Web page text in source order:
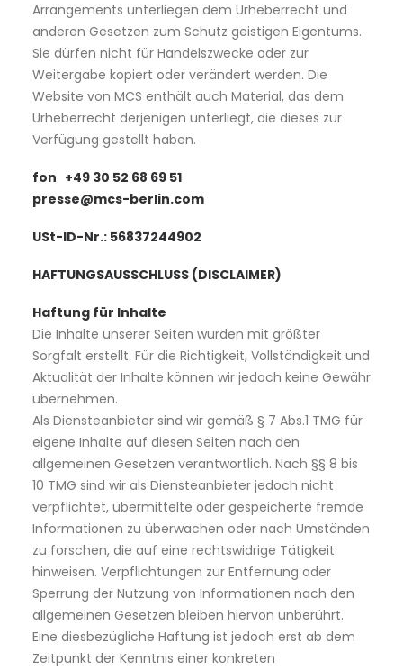
Arrangements unterliegen dem Urheberrecht und
anderen Gesetzen zum Schutz geistigen Eigentums.
Sie dürfen nicht für Handelszwecke oder zur
Weitergabe kopiert oder verändert werden. Die
Website von MCS enthält auch Material, das dem
Urheberrecht derjenigen unterliegt, die dieses zur
Verfügung gestellt haben.
fon +49 30 52 68 69 51
presse@mcs-berlin.com
USt-ID-Nr.: 56837244902
HAFTUNGSAUSSCHLUSS (DISCLAIMER)
Haftung für Inhalte
Die Inhalte unserer Seiten wurden mit größter
Sorgfalt erstellt. Für die Richtigkeit, Vollständigkeit und
Aktualität der Inhalte können wir jedoch keine Gewähr
übernehmen.
Als Diensteanbieter sind wir gemäß § 7 Abs.1 TMG für
eigene Inhalte auf diesen Seiten nach den
allgemeinen Gesetzen verantwortlich. Nach §§ 8 bis
10 TMG sind wir als Diensteanbieter jedoch nicht
verpflichtet, übermittelte oder gespeicherte fremde
Informationen zu überwachen oder nach Umständen
zu forschen, die auf eine rechtswidrige Tätigkeit
hinweisen. Verpflichtungen zur Entfernung oder
Sperrung der Nutzung von Informationen nach den
allgemeinen Gesetzen bleiben hiervon unberührt.
Eine diesbezügliche Haftung ist jedoch erst ab dem
Zeitpunkt der Kenntnis einer konkreten